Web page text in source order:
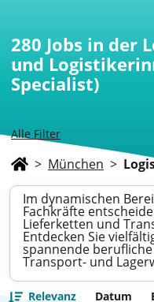
Alle Filter
280 Jobs in der
und
Specialist)
> München >
Im dynamischen
Fachkräfte
Lieferketten und
Entdecken Sie
spannende
Transport- und
Relevanz Datum